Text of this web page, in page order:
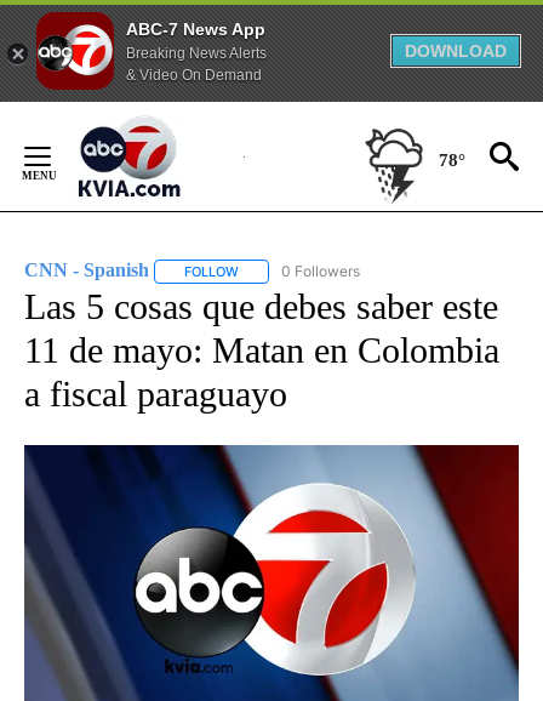
ABC-7 News App
Breaking News Alerts
& Video On Demand
DOWNLOAD
Content
78°
CNN - Spanish FOLLOW FOLLOW "CNN - SPANISH" TO RECEIVE
0 Followers
Las 5 cosas que debes saber este
11 de mayo: Matan en Colombia
a fiscal paraguayo